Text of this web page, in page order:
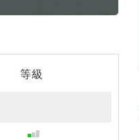
等級